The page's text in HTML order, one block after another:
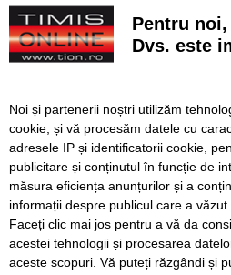
din spatele comerțului ilegal cu
FOTO. Un părinte din Timișoara
național la Gala Elevului
Când va fi montat gazonul și
stadionul
VIDEO. Carambol în zona Metro
persoană a fost rănită
Pentru
Dvs. este
Noi și partenerii noștri utilizăm
cookie, și vă procesăm datele cu
adresele IP și identificatorii cookie,
publicitare și conținutul în funcție de
măsura eficiența anunțurilor și a
informații despre publicul care a văzut
Faceți clic mai jos pentru a vă da
acestei tehnologii și procesarea
aceste scopuri. Vă puteți răzgândi și